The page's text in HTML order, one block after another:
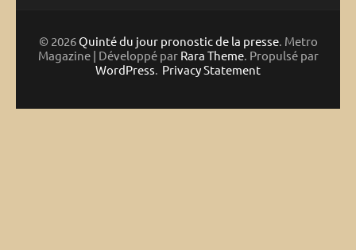
© 2026Quinté du jour pronostic de la presse. Metro
Magazine | Développé par Rara Theme. Propulsé par
WordPress. Privacy Statement